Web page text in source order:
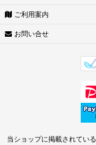
ご利用案内
お問い合せ
当ショップに掲載されてい